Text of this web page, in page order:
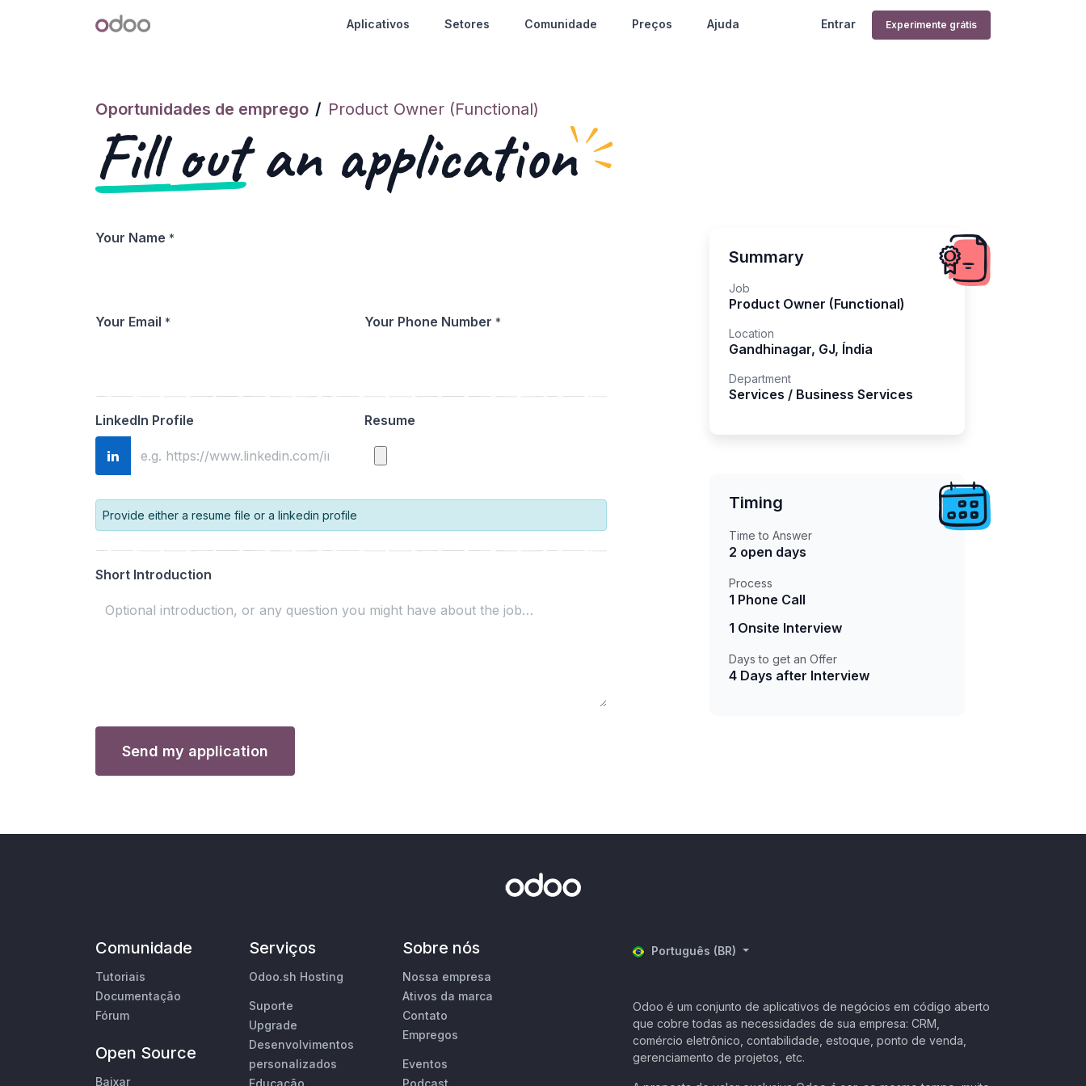
Odoo Entrar Experimente grátis
Aplicativos Setores Comunidade Preços Ajuda
Oportunidades de emprego Product Owner (Functional)
Fill outan application
Your Name *
Your Email * Your Phone Number *
LinkedIn Profile Resume
Provide either a resume file or a linkedin profile
Short Introduction
Send my application
Summary
Job
Product Owner (Functional)
Location
Gandhinagar, GJ, Índia
Department
Services / Business Services
Timing
Time to Answer
2 open days
Process
1 Phone Call
1 Onsite Interview
Days to get an Offer
4 Days after Interview
Comunidade
Tutoriais
Documentação
Fórum
Open Source
Baixar
Serviços
Odoo.sh Hosting
Suporte
Upgrade
Desenvolvimentos
personalizados
Educação
Sobre nós
Nossa empresa
Ativos da marca
Contato
Empregos
Eventos
Podcast
Português (BR)
Odoo é um conjunto de aplicativos de negócios em código aberto
que cobre todas as necessidades de sua empresa: CRM,
comércio eletrônico, contabilidade, estoque, ponto de venda,
gerenciamento de projetos, etc.